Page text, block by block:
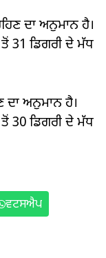
ਦਾ ਅਨੁਮਾਨ ਹੈ।
ਤੋਂ 31 ਡਿਗਰੀ ਦੇ ਮੱਧ
ਦਾ ਅਨੁਮਾਨ ਹੈ।
ਤੋਂ 30 ਡਿਗਰੀ ਦੇ ਮੱਧ
ਵਟਸਐਪ